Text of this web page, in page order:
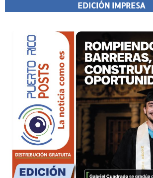
EDICIÓN IMPRESA